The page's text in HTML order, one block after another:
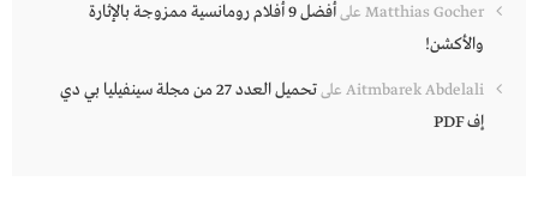
Matthias Gocher على
أفضل 9 أفلام رومانسية ممزوجة بالإثارة
والأكشن!
Aitmbarek Abdelali على
تحميل العدد 27 من مجلة سينفيليا بي دي
إف PDF